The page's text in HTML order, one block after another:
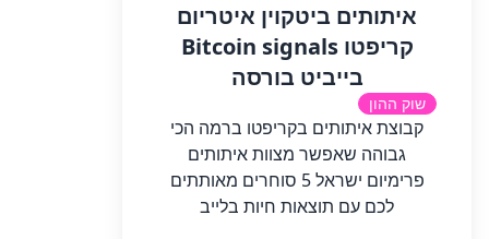
איתותים ביטקוין איטריום
קריפטו Bitcoin signals
בייביט בורסה
שוק ההון
קבוצת איתותים בקריפטו ברמה הכי
גבוהה שאפשר מצוות איתותים
פרימיום ישראל 5 סוחרים מאותתים
לכם עם תוצאות חיות בלייב